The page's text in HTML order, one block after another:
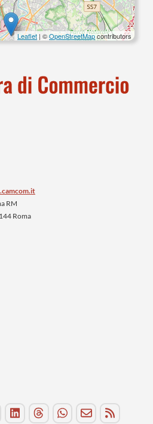
Leaflet | ©OpenStreetMapcontributors
RM
Roma